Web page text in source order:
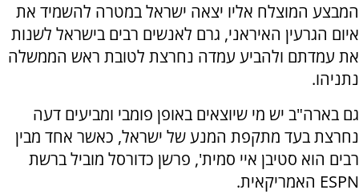
המבצע המוצלח אליו יצאה ישראל במטרה להשמיד את
איום הגרעין האיראני, גרם לאנשים רבים בישראל לשנות
את עמדתם ולהביע עמדה נחרצת לטובת ראש הממשלה
נתניהו.
גם בארה"ב יש מי שיוצאים באופן פומבי ומביעים דעה
נחרצת בעד מתקפת המנע של ישראל, כאשר אחד מבין
רבים הוא סטיבן איי סמית', פרשן כדורסל מוביל ברשת
ESPN האמריקאית.